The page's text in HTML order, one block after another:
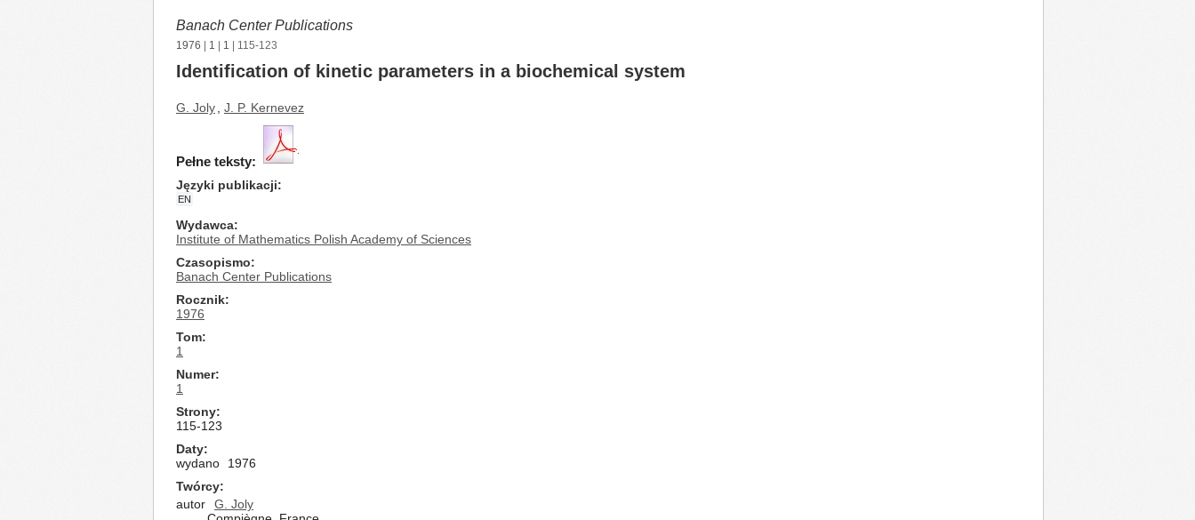
Banach Center Publications
1976 1 1 | 115-123
Identification of kinetic parameters in a biochemical system
G. Joly J. P. Kernevez
Pełne teksty:
Języki publikacji
EN
Wydawca
Institute of Mathematics Polish Academy of Sciences
Czasopismo
Banach Center Publications
Rocznik
1976
Tom
1
Numer
1
Strony
115-123
Daty
wydano
1976
Twórcy
autor
G. Joly